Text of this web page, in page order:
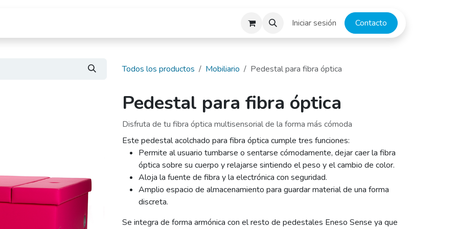
Descargas Iniciar sesión ​​​​​C​o​n​ta​ct​o
Todos los productos Mobiliario Pedestal para fibra óptica
Pedestal para fibra óptica
Disfruta de tu fibra óptica multisensorial de la forma más cómoda
Este pedestal acolchado para fibra óptica cumple tres funciones:
Permite al usuario tumbarse o sentarse cómodamente, dejar caer la fibra
óptica sobre su cuerpo y relajarse sintiendo el peso y el cambio de color.
Aloja la fuente de fibra y la electrónica con seguridad.
Amplio espacio de almacenamiento para guardar material de una forma
discreta.
Se integra de forma armónica con el resto de pedestales Eneso Sense ya que